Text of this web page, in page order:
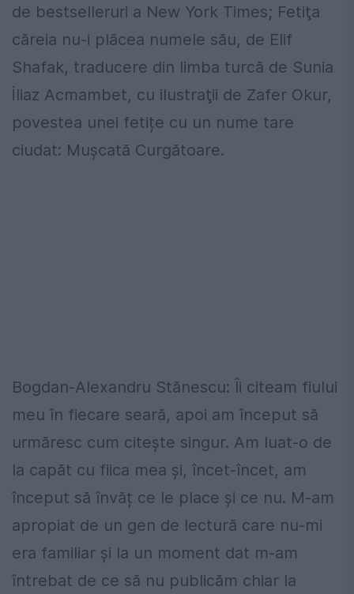
de bestselleruri a New York Times; Fetiţa
căreia nu-i plăcea numele său, de Elif
Shafak, traducere din limba turcă de Sunia
İliaz Acmambet, cu ilustraţii de Zafer Okur,
povestea unei fetițe cu un nume tare
ciudat: Mușcată Curgătoare.
Bogdan-Alexandru Stănescu: Îi citeam fiului
meu în fiecare seară, apoi am început să
urmăresc cum citește singur. Am luat-o de
la capăt cu fiica mea și, încet-încet, am
început să învăț ce le place și ce nu. M-am
apropiat de un gen de lectură care nu-mi
era familiar și la un moment dat m-am
întrebat de ce să nu publicăm chiar la